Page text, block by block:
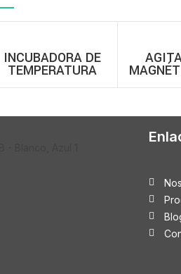
INCUBADORA DE
TEMPERATURA
CONSTANTE